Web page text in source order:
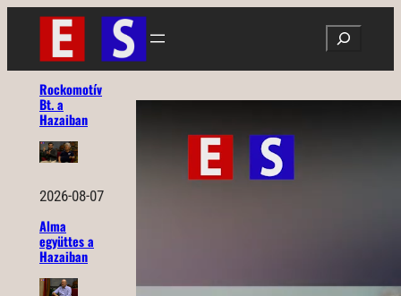
Ugrás
tartalomhoz
Search
Rockomotív
Bt. a
Hazaiban
2026-08-07
Alma
együttes a
Hazaiban